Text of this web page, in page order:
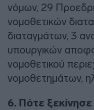
νόμων, 29
νομοθετικών
διαταγμάτων, 3
υπουργικών
νομοθετικού
νομοθετημάτων,
6. Πότε